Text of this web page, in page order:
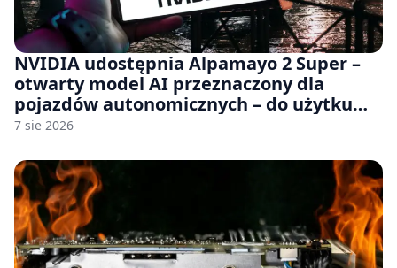
NVIDIA udostępnia Alpamayo 2 Super –
otwarty model AI przeznaczony dla
pojazdów autonomicznych – do użytku
komercyjnego
7 sie 2026